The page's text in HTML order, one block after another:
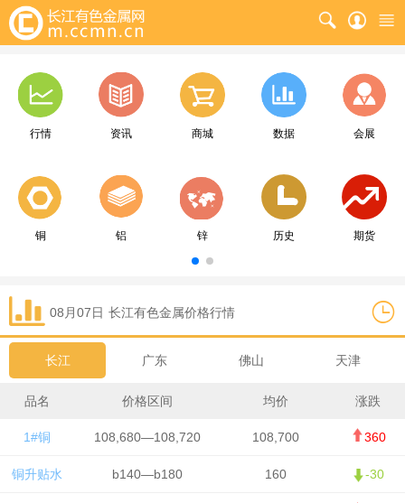
行情 资讯 商城 数据 会展
铜 铝 锌 历史 期货
08月07日 长江有色金属价格行情
长江 广东 佛山 天津
品名 价格区间 均价 涨跌
1#铜 108,680—108,720 108,700 360
铜升贴水 b140—b180 160 -30